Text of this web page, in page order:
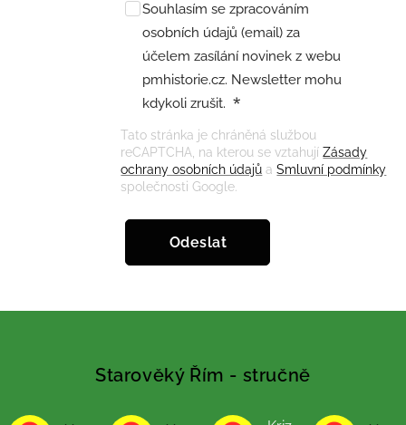
Souhlasím se zpracováním
osobních údajů (email) za
účelem zasílání novinek z webu
pmhistorie.cz. Newsletter mohu
kdykoli zrušit.
Tato stránka je chráněná službou
reCAPTCHA, na kterou se vztahujíZásady
ochrany osobních údajů aSmluvní podmínky
společnosti Google.
Odeslat
Starověký Řím - stručně